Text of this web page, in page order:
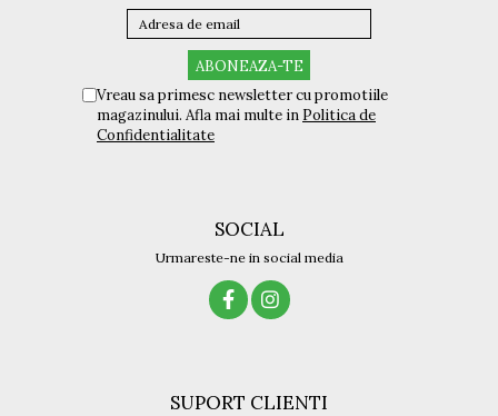
Vreau sa primesc newsletter cu promotiile
magazinului. Afla mai multe in Politica de
Confidentialitate
SOCIAL
Urmareste-ne in social media
SUPORT CLIENTI